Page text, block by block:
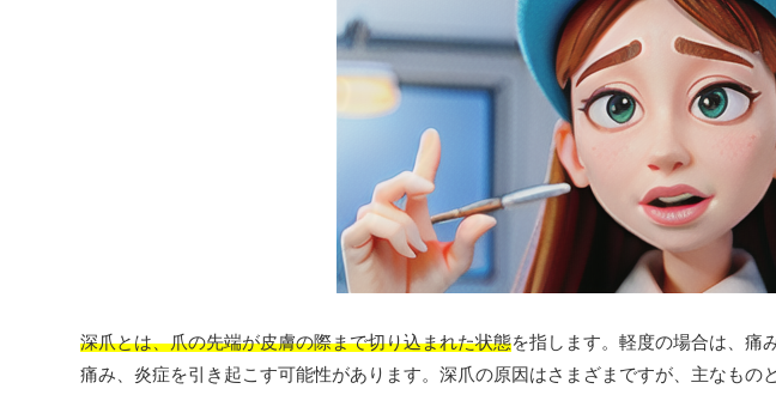
深爪とは、爪の先端が皮膚の際まで切り込まれた状態を指します。軽度の場合は、痛
痛み、炎症を引き起こす可能性があります。深爪の原因はさまざまですが、主なもの